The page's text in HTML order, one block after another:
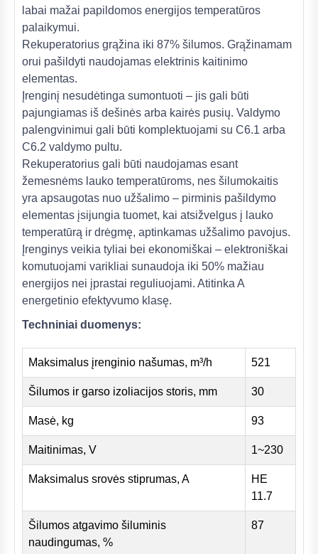
labai mažai papildomos energijos temperatūros
palaikymui.
Rekuperatorius grąžina iki 87% šilumos. Grąžinamam
orui pašildyti naudojamas elektrinis kaitinimo
elementas.
Įrenginį nesudėtinga sumontuoti – jis gali būti
pajungiamas iš dešinės arba kairės pusių. Valdymo
palengvinimui gali būti komplektuojami su C6.1 arba
C6.2 valdymo pultu.
Rekuperatorius gali būti naudojamas esant
žemesnėms lauko temperatūroms, nes šilumokaitis
yra apsaugotas nuo užšalimo – pirminis pašildymo
elementas įsijungia tuomet, kai atsižvelgus į lauko
temperatūrą ir drėgmę, aptinkamas užšalimo pavojus.
Įrenginys veikia tyliai bei ekonomiškai – elektroniškai
komutuojami varikliai sunaudoja iki 50% mažiau
energijos nei įprastai reguliuojami. Atitinka A
energetinio efektyvumo klasę.
Techniniai duomenys:
Maksimalus įrenginio našumas, m³/h 521
Šilumos ir garso izoliacijos storis, mm 30
Masė, kg 93
Maitinimas, V 1~230
Maksimalus srovės stiprumas, A
HE
11.7
Šilumos atgavimo šiluminis
naudingumas, %
87